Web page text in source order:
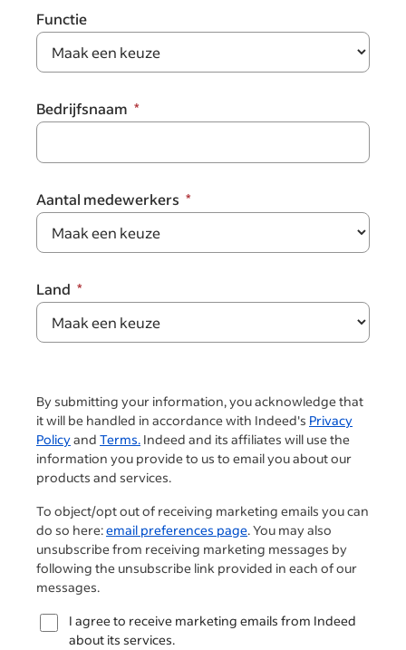
Functie
Bedrijfsnaam
Aantal medewerkers
Land
By submitting your information, you acknowledge that
it will be handled in accordance with Indeed's Privacy
Policyand Terms. Indeed and its affiliates will use the
information you provide to us to email you about our
products and services.
To object/opt out of receiving marketing emails you can
do so here:email preferences page. You may also
unsubscribe from receiving marketing messages by
following the unsubscribe link provided in each of our
messages.
I agree to receive marketing emails from Indeed
about its services.